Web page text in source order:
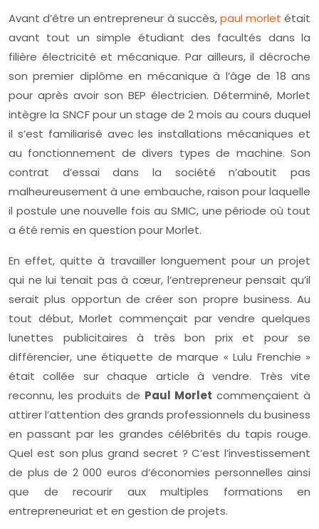
Avant d’être un entrepreneur à succès,paul morlet était
avant tout un simple étudiant des facultés dans la
filière électricité et mécanique. Par ailleurs, il décroche
son premier diplôme en mécanique à l’âge de 18 ans
pour après avoir son BEP électricien. Déterminé, Morlet
intègre la SNCF pour un stage de 2 mois au cours duquel
il s’est familiarisé avec les installations mécaniques et
au fonctionnement de divers types de machine. Son
contrat d’essai dans la société n’aboutit pas
malheureusement à une embauche, raison pour laquelle
il postule une nouvelle fois au SMIC, une période où tout
a été remis en question pour Morlet.
En effet, quitte à travailler longuement pour un projet
qui ne lui tenait pas à cœur, l’entrepreneur pensait qu’il
serait plus opportun de créer son propre business. Au
tout début, Morlet commençait par vendre quelques
lunettes publicitaires à très bon prix et pour se
différencier, une étiquette de marque « Lulu Frenchie »
était collée sur chaque article à vendre. Très vite
reconnu, les produits de Paul Morlet commençaient à
attirer l’attention des grands professionnels du business
en passant par les grandes célébrités du tapis rouge.
Quel est son plus grand secret ? C’est l’investissement
de plus de 2 000 euros d’économies personnelles ainsi
que de recourir aux multiples formations en
entrepreneuriat et en gestion de projets.